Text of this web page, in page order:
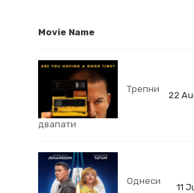
Movie Name
Трепни
двапати
22
Однеси
11